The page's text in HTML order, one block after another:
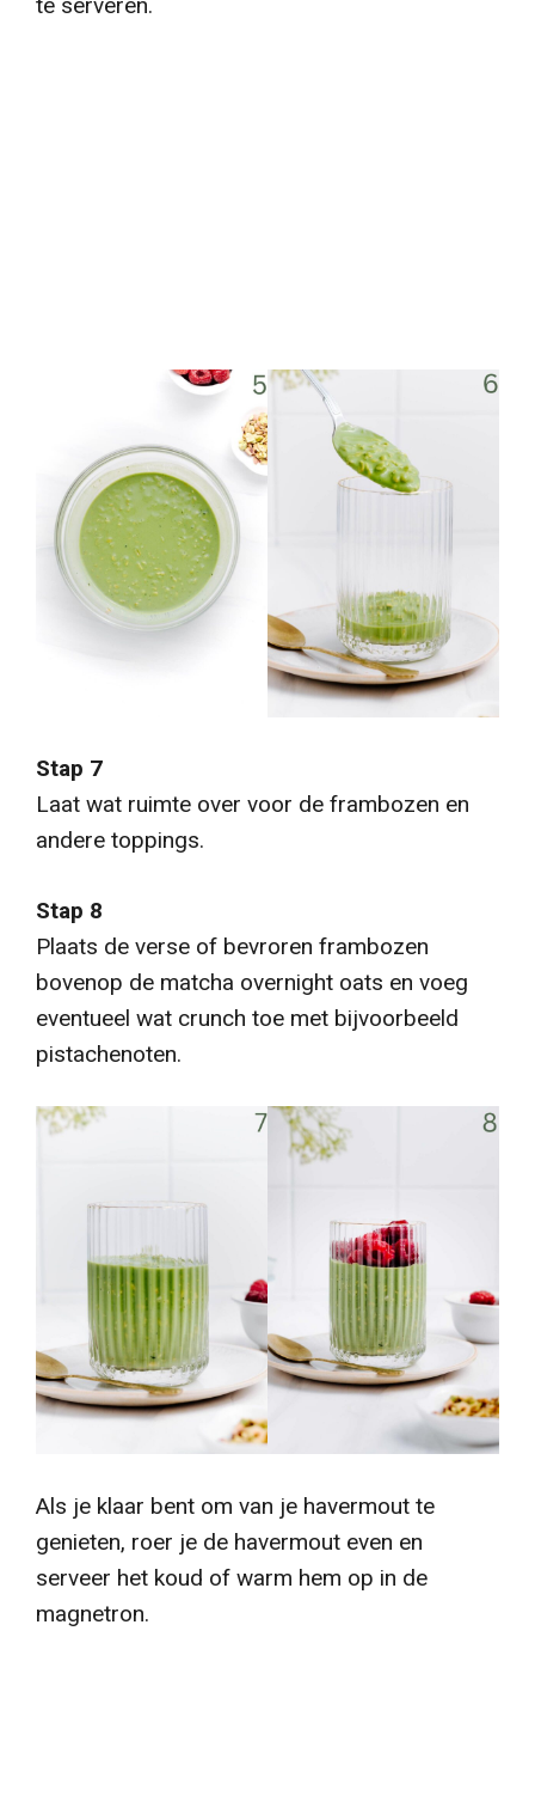
te serveren.
Stap 7
Laat wat ruimte over voor de frambozen en
andere toppings.
Stap 8
Plaats de verse of bevroren frambozen
bovenop de matcha overnight oats en voeg
eventueel wat crunch toe met bijvoorbeeld
pistachenoten.
Als je klaar bent om van je havermout te
genieten, roer je de havermout even en
serveer het koud of warm hem op in de
magnetron.